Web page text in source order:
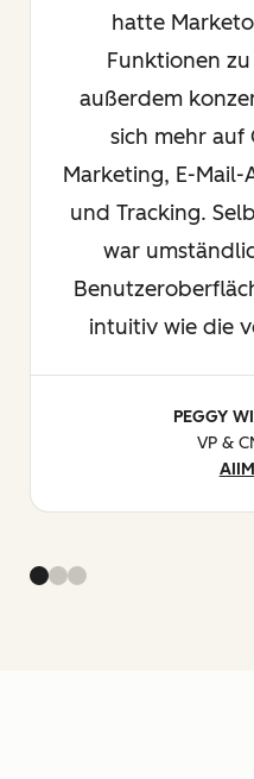
hatte
Funktionen
außerdem
sich mehr
Marketing, E-
und Tracking.
war
intuitiv wie die
PEGGY
VP &
AIIM